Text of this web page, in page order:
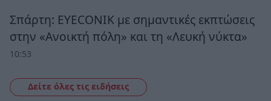
Σπάρτη: EYECONIK με σημαντικές εκπτώσεις
στην «Ανοικτή πόλη» και τη «Λευκή νύκτα»
10:53
Δείτε όλες τις ειδήσεις